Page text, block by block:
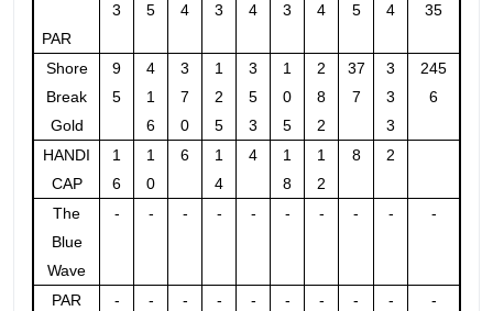
PAR
3 5 4 3 4 3 4 5 4 35
Shore
Break
Gold
9
5
4
1
6
3
7
0
1
2
5
3
5
3
1
0
5
2
8
2
37
7
3
3
3
245
6
HANDI
CAP
1
6
1
0
6
1
4
4
1
8
1
2
8 2
The
Blue
Wave
- - - - - - - - - -
PAR - - - - - - - - - -